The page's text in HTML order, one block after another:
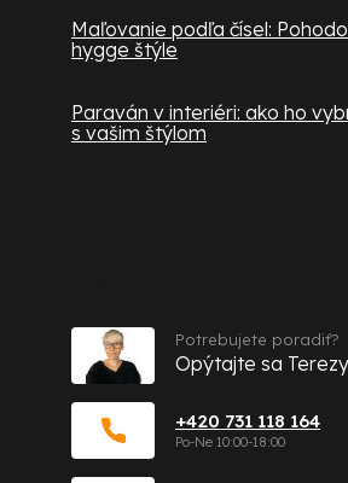
Maľovanie podľa čísel:
hygge štýle
Paraván v interiéri: ako ho
s vašim štýlom
+420 731 118 164
Potrebujete poradiť?
Opýtajte sa Terezy